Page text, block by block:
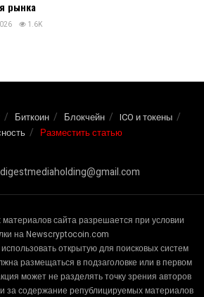
продал Worldcoin после серии
постов
постов
аналитика, «быки еще не сдались» в
биткоина — так он оценил текущую
1.6K
рынка
1.6K